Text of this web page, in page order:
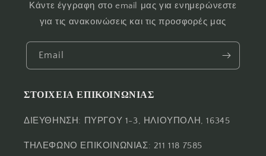
Κάντε έγγραφη στο email μας για ενημερώνεστε
για τις ανακοινώσεις και τις προσφορές μας
Email
ΣΤΟΙΧΕΙΑ ΕΠΙΚΟΙΝΩΝΙΑΣ
ΔΙΕΥΘΗΝΣΗ: ΠΥΡΓΟΥ 1-3, ΗΛΙΟΥΠΟΛΗ, 16345
ΤΗΛΕΦΩΝΟ ΕΠΙΚΟΙΝΩΝΙΑΣ: 211 118 7585